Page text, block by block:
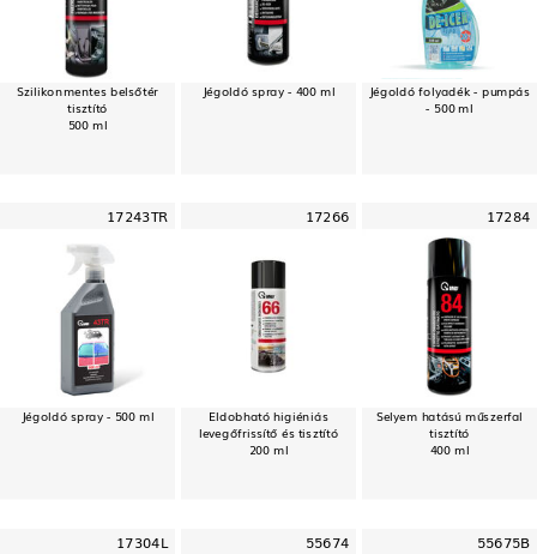
Szilikonmentes belsőtér
tisztító
500 ml
Jégoldó spray - 400 ml Jégoldó folyadék - pumpás
- 500 ml
17243TR
Jégoldó spray - 500 ml
17266
Eldobható higiéniás
levegőfrissítő és tisztító
200 ml
17284
Selyem hatású műszerfal
tisztító
400 ml
17304L 55674 55675B